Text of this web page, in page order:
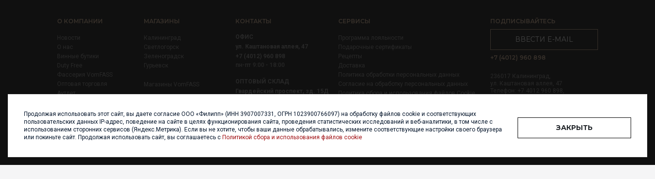
О КОМПАНИИ
Новости
О нас
Винные бутики
Duty Free
Фассерия VomFASS
Оптовая торговля
Аутлет
Карьера
Контакты
МАГАЗИНЫ
Калининград
Светлогорск
Зеленоградск
Гурьевск
Магазины VomFASS
КОНТАКТЫ
ОФИС
ул. Каштановая аллея, 47
+7 (4012) 960 898
ОПТОВЫЙ СКЛАД
Гвардейский проспект, зд. 15Д
пн-пт 8:00 - 17:00
СЕРВИСЫ
Программа лояльности
Подарочные сертификаты
Рецепты
Доставка
Политика обработки персональных данных
Согласие на обработку персональных данных
Политика сбора и использования файлов Cookie
ПОДПИСЫВАЙТЕСЬ
ВВЕСТИ E-MAIL
+7 (4012) 960 898
236017 Калининград,
ул. Каштановая аллея, 47
Телефон: +7 4012 960 898,
Продолжая использовать этот сайт, вы даете согласие ООО «Филипп» (ИНН 3907007331, ОГРН 1023900766097) на обработку файлов cookie и соответствующих
пользовательских данных IP-адрес, поведение на сайте в целях функционирования сайта, проведения статистических исследований и веб-аналитики, в том числе с
использованием сторонних сервисов (Яндекс.Метрика). Если вы не хотите, чтобы ваши данные обрабатывались, измените соответствующие настройки своего браузера
или покиньте сайт. Продолжая использовать сайт, вы соглашаетесь с Политикой сбора и использования файлов cookie
ЗАКРЫТЬ